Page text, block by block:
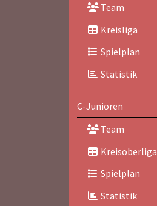
Team
Kreisliga
Spielplan
Statistik
C-Junioren
Team
Kreisoberliga
Spielplan
Statistik